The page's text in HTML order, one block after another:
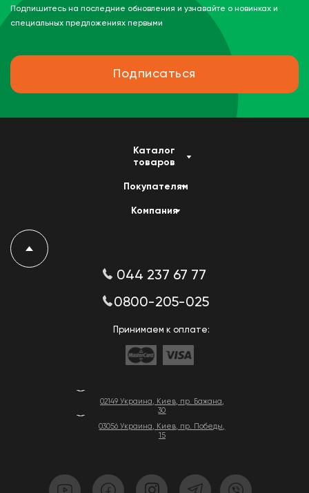
Подпишитесь на последние обновления и узнавайте о новинках и
специальных предложениях первыми
Подписаться
02149 Украина, Киев, пр. Бажана,
30
03056 Украина, Киев, пр. Победы,
15
Каталог
товаров
Покупателям
Компания
044 237 67 77
0800-205-025
Принимаем к оплате: